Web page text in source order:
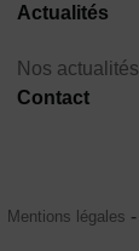
Actualités
Nos actualités
Contact
Mentions légales